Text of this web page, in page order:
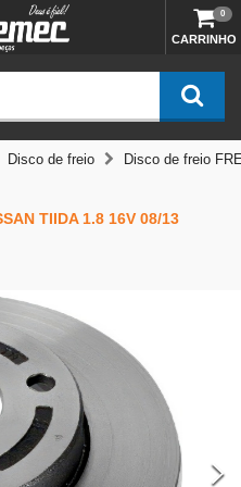
CARRINHO
0
Disco de freio Disco de freio
TIIDA 1.8 16V 08/13
mais